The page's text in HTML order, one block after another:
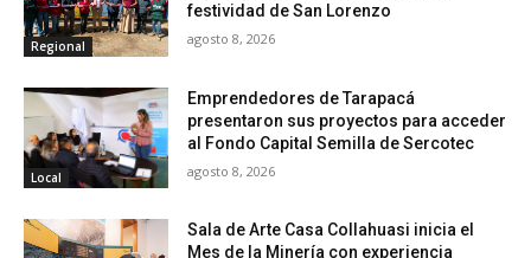
Regional
festividad de San Lorenzo
agosto 8, 2026
Local
Emprendedores de Tarapacá
presentaron sus proyectos para acceder
al Fondo Capital Semilla de Sercotec
agosto 8, 2026
Sala de Arte Casa Collahuasi inicia el
Mes de la Minería con experiencia